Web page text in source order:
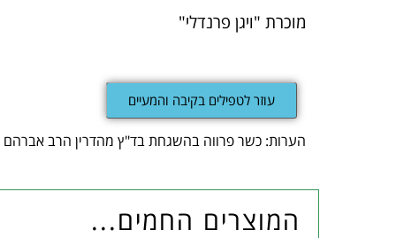
מוכרת "ויגן פרנדלי"
עוזר לטפילים בקיבה והמעיים
הערות: כשר פרווה בהשגחת בד"ץ מהדרין הרב אברהם
המוצרים החמים...